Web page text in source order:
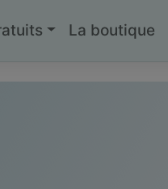
La boutique